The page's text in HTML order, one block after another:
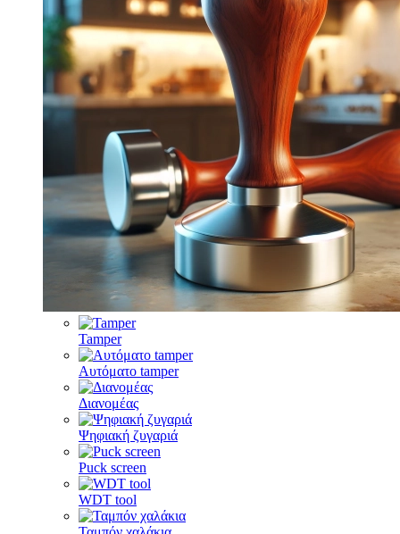
Tamper
Αυτόματο tamper
Διανομέας
Ψηφιακή ζυγαριά
Puck screen
WDT tool